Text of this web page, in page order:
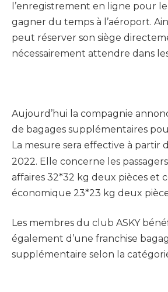
l’enregistrement en ligne pour
gagner du temps à l’aéroport.
peut réserver son siège
nécessairement attendre dans
Aujourd’hui la compagnie
de bagages supplémentaires
La mesure sera effective à partir
2022. Elle concerne les
affaires 32*32 kg deux pièces et
économique 23*23 kg deux
Les membres du club ASKY
également d’une franchise
supplémentaire selon la